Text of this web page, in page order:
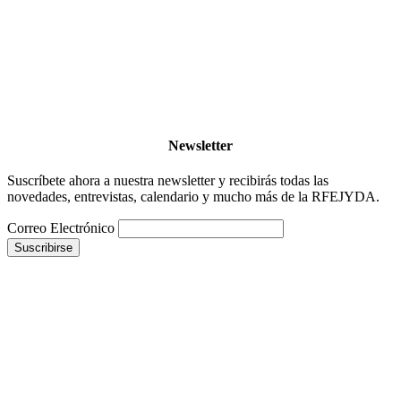
Newsletter
Suscríbete ahora a nuestra newsletter y recibirás todas las
novedades, entrevistas, calendario y mucho más de la RFEJYDA.
Correo Electrónico